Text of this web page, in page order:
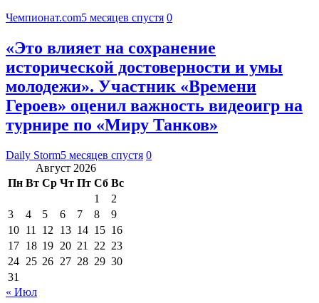
Чемпионат.com5 месяцев спустя 0
«Это влияет на сохранение
исторической достоверности и умы
молодежи». Участник «Времени
Героев» оценил важность видеоигр на
турнире по «Миру Танков»
Daily Storm5 месяцев спустя 0
Август 2026
Пн Вт Ср Чт Пт Сб Вс
1
2
3
4 5 6 7 8
9
10 11 12 13 14 15 16
17 18 19 20 21 22 23
24 25 26 27 28 29 30
31
« Июл